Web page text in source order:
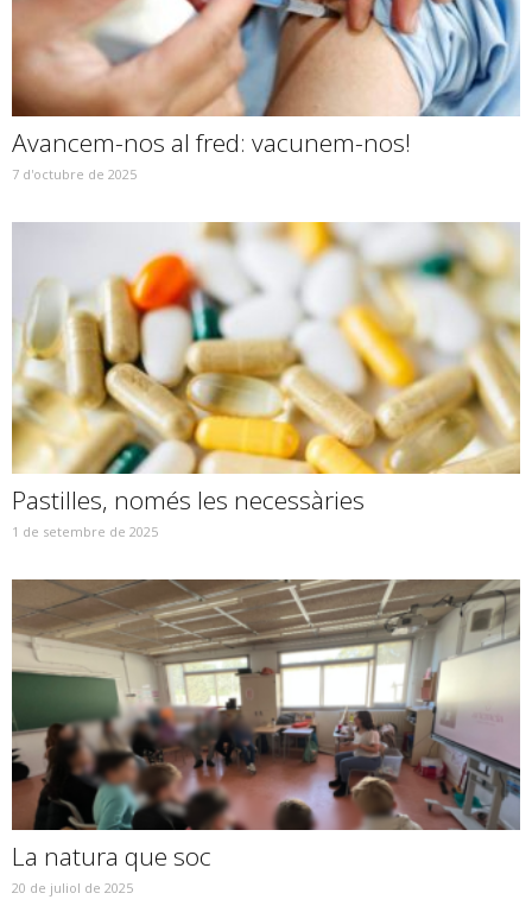
Avancem-nos al fred: vacunem-nos!
7 d'octubre de 2025
Pastilles, només les necessàries
1 de setembre de 2025
La natura que soc
20 de juliol de 2025